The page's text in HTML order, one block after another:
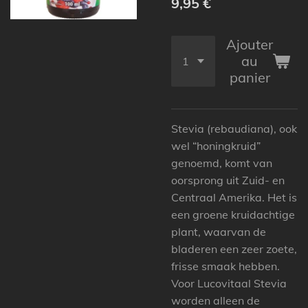
Ajouter
au
panier
Stevia (rebaudiana), ook
wel “honingkruid”
genoemd, komt van
oorsprong uit Zuid- en
Centraal Amerika. Het is
een groene kruidachtige
plant, waarvan de
bladeren een zeer zoete,
frisse smaak hebben.
Voor Lucovitaal Stevia
worden alleen de